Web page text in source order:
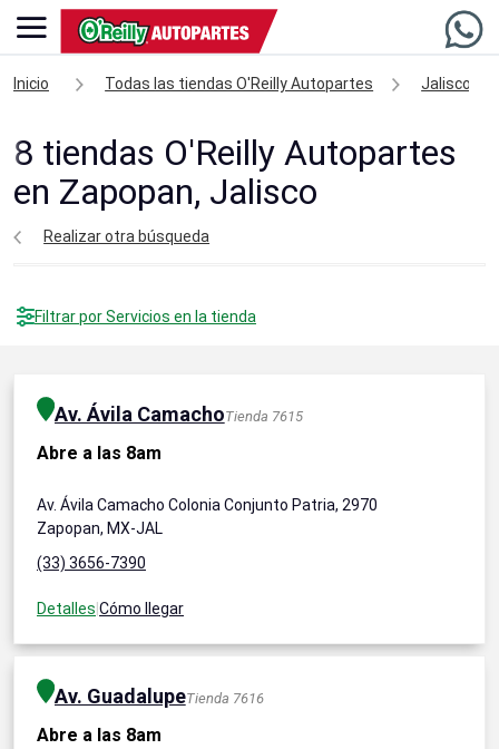
Inicio Todas las tiendas O'Reilly Autopartes Jalisco
8 tiendas O'Reilly Autopartes
en Zapopan, Jalisco
Realizar otra búsqueda
Filtrar por Servicios en la tienda
Av. Ávila CamachoTienda 7615
Abre a las 8am
Av. Ávila Camacho Colonia Conjunto Patria, 2970
Zapopan, MX-JAL
(33) 3656-7390
Detalles Cómo llegar
Av. GuadalupeTienda 7616
Abre a las 8am